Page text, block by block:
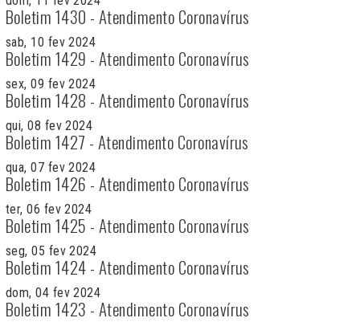
Boletim 1430 - Atendimento Coronavírus
sab, 10 fev 2024
Boletim 1429 - Atendimento Coronavírus
sex, 09 fev 2024
Boletim 1428 - Atendimento Coronavírus
qui, 08 fev 2024
Boletim 1427 - Atendimento Coronavírus
qua, 07 fev 2024
Boletim 1426 - Atendimento Coronavírus
ter, 06 fev 2024
Boletim 1425 - Atendimento Coronavírus
seg, 05 fev 2024
Boletim 1424 - Atendimento Coronavírus
dom, 04 fev 2024
Boletim 1423 - Atendimento Coronavírus